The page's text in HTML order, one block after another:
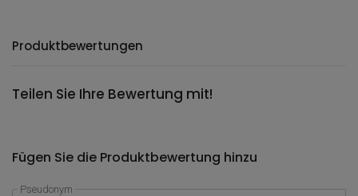
Produktbewertungen
Teilen Sie Ihre Bewertung mit!
Fügen Sie die Produktbewertung hinzu
Pseudonym